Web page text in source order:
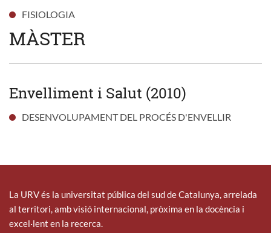
FISIOLOGIA
MÀSTER
Envelliment i Salut (2010)
DESENVOLUPAMENT DEL PROCÉS D'ENVELLIR
La URV és la universitat pública del sud de Catalunya, arrelada
al territori, amb visió internacional, pròxima en la docència i
excel·lent en la recerca.